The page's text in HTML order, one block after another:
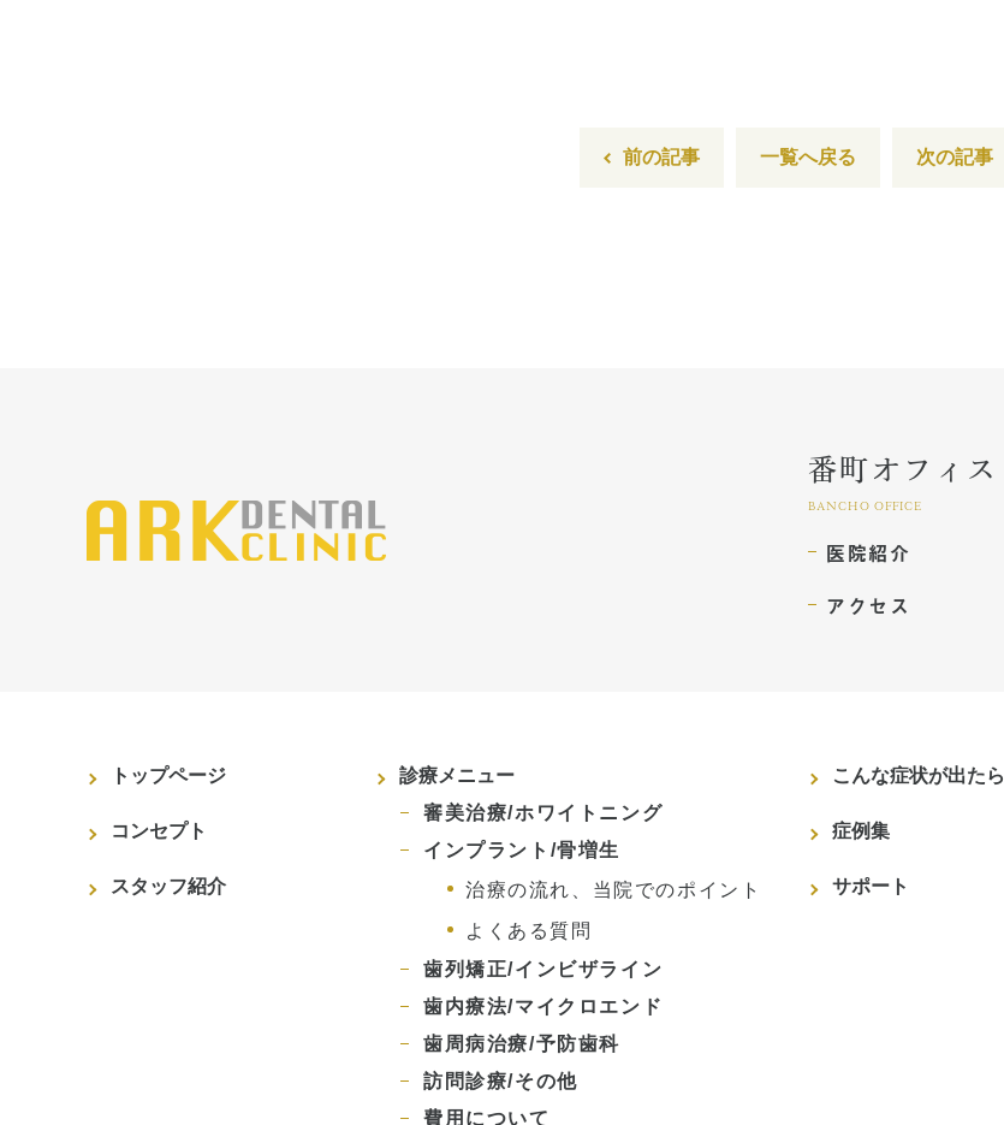
前の記事 一覧へ戻る 次の記事
番町オフィス
BANCHO OFFICE
医院紹介
アクセス
トップページ
コンセプト
スタッフ紹介
診療メニュー
審美治療/ホワイトニング
インプラント/骨増生
治療の流れ、当院でのポイント
よくある質問
歯列矯正/インビザライン
歯内療法/マイクロエンド
歯周病治療/予防歯科
訪問診療/その他
費用について
こんな症状が出たら
症例集
サポート